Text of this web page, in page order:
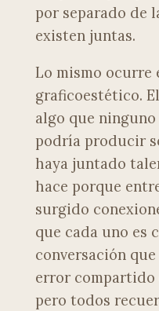
por separado de
existen juntas.
Lo mismo ocurre
graficoestético.
algo que
podría producir
haya juntado
hace porque
surgido
que cada uno es
conversación
error compartido
pero todos